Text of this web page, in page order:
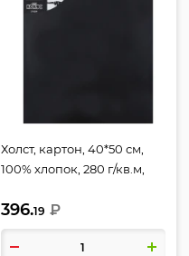
Холст, картон, 40*50 см,
100% хлопок, 280 г/кв.м,
216264
396.19 ₽